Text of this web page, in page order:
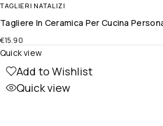
TAGLIERI NATALIZI
Tagliere In Ceramica Per Cucina
€15.90
Add to Wishlist
Quick view
Quick view